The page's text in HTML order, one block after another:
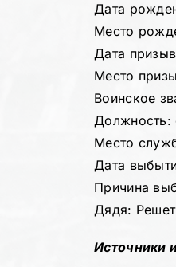
Дата
Место
Дата
Место
Воинское
Должность:
Место
Дата
Причина
Дядя:
Источники